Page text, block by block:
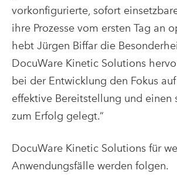
vorkonfigurierte, sofort
ihre Prozesse vom ersten Tag an
hebt Jürgen Biffar die
DocuWare Kinetic Solutions
bei der Entwicklung den Fokus
effektive Bereitstellung und einen
zum Erfolg gelegt.“
DocuWare Kinetic Solutions für
Anwendungsfälle werden folgen.